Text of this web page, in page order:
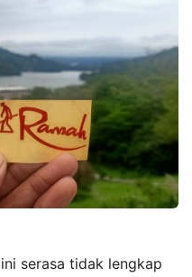
serasa tidak lengkap